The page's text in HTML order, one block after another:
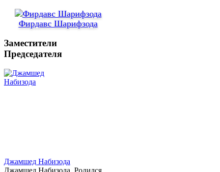
Фирдавс Шарифзода
Заместители
Председателя
Джамшед Набизода
Джамшед Набизода. Родился